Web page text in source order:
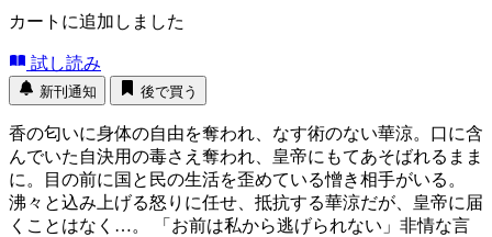
カートに追加しました
試し読み
新刊通知 後で買う
香の匂いに身体の自由を奪われ、なす術のない華涼。口に含
んでいた自決用の毒さえ奪われ、皇帝にもてあそばれるまま
に。目の前に国と民の生活を歪めている憎き相手がいる。
沸々と込み上げる怒りに任せ、抵抗する華涼だが、皇帝に届
くことはなく…。 「お前は私から逃げられない」非情な言